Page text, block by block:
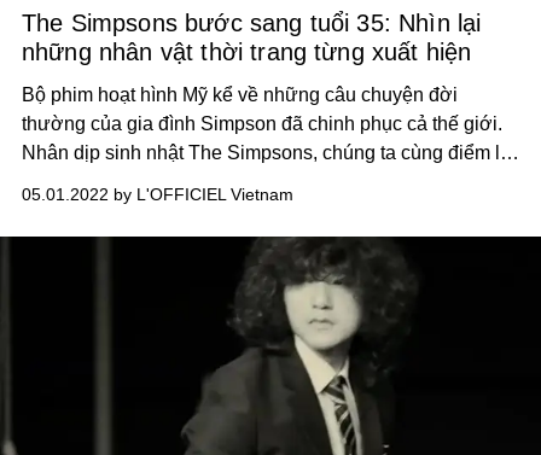
The Simpsons bước sang tuổi 35: Nhìn lại
những nhân vật thời trang từng xuất hiện
Bộ phim hoạt hình Mỹ kể về những câu chuyện đời
thường của gia đình Simpson đã chinh phục cả thế giới.
Nhân dịp sinh nhật The Simpsons, chúng ta cùng điểm lại
"cameo" đình đám như Lady Gaga, Elton John, Justin và
Hailey Bieber, chuyến thăm Prada Marfa và tập phim hợp
05.01.2022 by L'OFFICIEL Vietnam